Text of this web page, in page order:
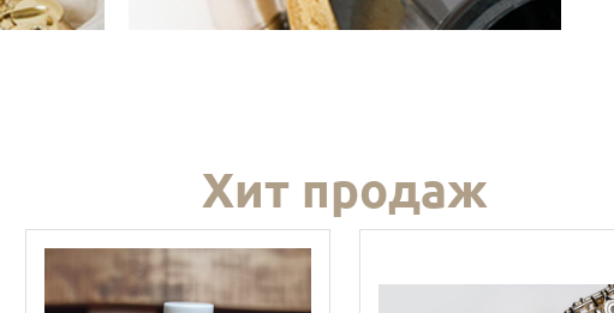
Хит продаж